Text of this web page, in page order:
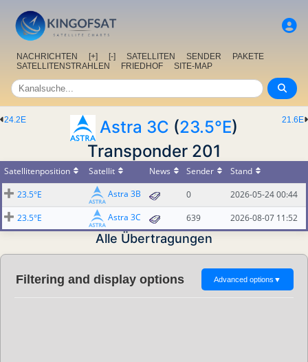
NACHRICHTEN [+] [-] SATELLITEN SENDER
PAKETE
SATELLITENSTRAHLEN
FRIEDHOF SITE-MAP
21.6E
24.2E Astra 3C (23.5°E)
Transponder 201
Satellitenposition Satellit News Sender
Stand
23.5°E
Astra 3B 0
2026-05-24 00:44
23.5°E
Astra 3C 639 2026-08-07 11:52
Alle Übertragungen
Filtering and display options Advanced options ▼